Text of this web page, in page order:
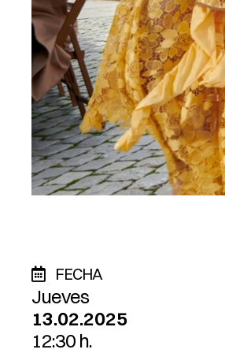
FECHA
Jueves
13.02.2025
12:30 h.